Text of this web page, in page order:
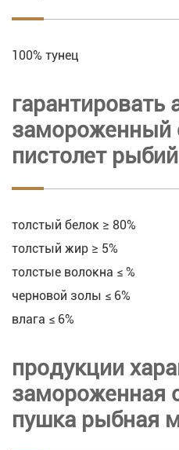
100% тунец
гарантировать
замороженный
пистолет
толстый белок ≥ 80%
толстый жир ≥ 5%
толстые волокна ≤ %
черновой золы ≤ 6%
влага ≤ 6%
продукции
замороженная
пушка рыбная